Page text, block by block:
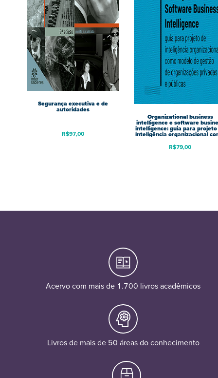
Segurança executiva e de
autoridades
R$97,00
Organizational business
intelligence e software
intelligence: guia para projeto
inteligência organizacional
modelo de gestão de
organizações privadas e
R$79,00
Acervo com mais de 1.700 livros acadêmicos
Livros de mais de 50 áreas do conhecimento